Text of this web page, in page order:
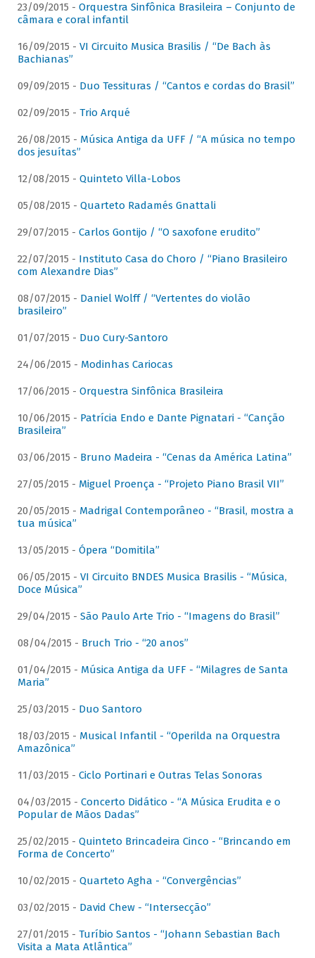
23/09/2015 - Orquestra Sinfônica Brasileira – Conjunto de
câmara e coral infantil
16/09/2015 - VI Circuito Musica Brasilis / “De Bach às
Bachianas”
09/09/2015 - Duo Tessituras / “Cantos e cordas do Brasil”
02/09/2015 - Trio Arqué
26/08/2015 - Música Antiga da UFF / “A música no tempo
dos jesuítas”
12/08/2015 - Quinteto Villa-Lobos
05/08/2015 - Quarteto Radamés Gnattali
29/07/2015 - Carlos Gontijo / “O saxofone erudito”
22/07/2015 - Instituto Casa do Choro / “Piano Brasileiro
com Alexandre Dias”
08/07/2015 - Daniel Wolff / “Vertentes do violão
brasileiro”
01/07/2015 - Duo Cury-Santoro
24/06/2015 - Modinhas Cariocas
17/06/2015 - Orquestra Sinfônica Brasileira
10/06/2015 - Patrícia Endo e Dante Pignatari - “Canção
Brasileira”
03/06/2015 - Bruno Madeira - “Cenas da América Latina”
27/05/2015 - Miguel Proença - “Projeto Piano Brasil VII”
20/05/2015 - Madrigal Contemporâneo - “Brasil, mostra a
tua música”
13/05/2015 - Ópera “Domitila”
06/05/2015 - VI Circuito BNDES Musica Brasilis - “Música,
Doce Música”
29/04/2015 - São Paulo Arte Trio - “Imagens do Brasil”
08/04/2015 - Bruch Trio - “20 anos”
01/04/2015 - Música Antiga da UFF - “Milagres de Santa
Maria”
25/03/2015 - Duo Santoro
18/03/2015 - Musical Infantil - “Operilda na Orquestra
Amazônica”
11/03/2015 - Ciclo Portinari e Outras Telas Sonoras
04/03/2015 - Concerto Didático - “A Música Erudita e o
Popular de Mãos Dadas”
25/02/2015 - Quinteto Brincadeira Cinco - “Brincando em
Forma de Concerto”
10/02/2015 - Quarteto Agha - “Convergências”
03/02/2015 - David Chew - “Intersecção”
27/01/2015 - Turíbio Santos - “Johann Sebastian Bach
Visita a Mata Atlântica”